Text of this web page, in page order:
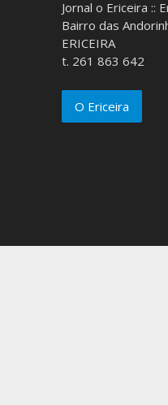
Jornal o Ericeira ::
Bairro das
ERICEIRA
t. 261 863 642
O Ericeira